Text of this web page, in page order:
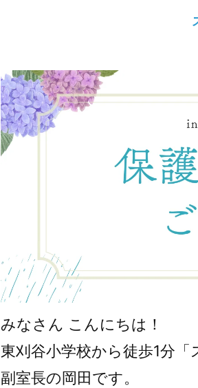
みなさん こんにちは！
東刈谷小学校から徒歩1分「
副室長の岡田です。